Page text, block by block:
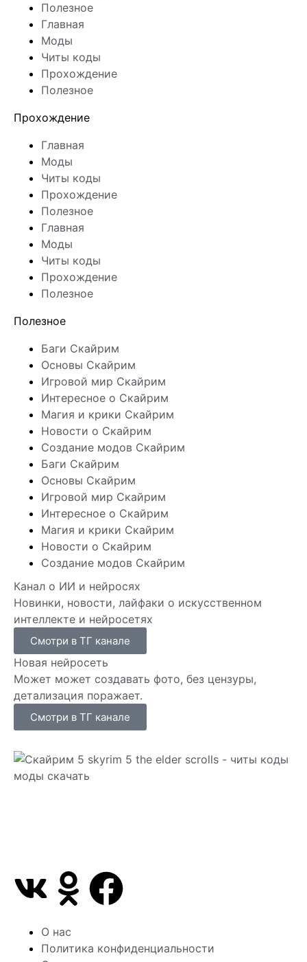
Полезное
Главная
Моды
Читы коды
Прохождение
Полезное
Прохождение
Главная
Моды
Читы коды
Прохождение
Полезное
Главная
Моды
Читы коды
Прохождение
Полезное
Полезное
Баги Скайрим
Основы Скайрим
Игровой мир Скайрим
Интересное о Скайрим
Магия и крики Скайрим
Новости о Скайрим
Создание модов Скайрим
Баги Скайрим
Основы Скайрим
Игровой мир Скайрим
Интересное о Скайрим
Магия и крики Скайрим
Новости о Скайрим
Создание модов Скайрим
Канал о ИИ и нейросях
Новинки, новости, лайфаки о искусственном
интеллекте и нейросетях
Смотри в ТГ канале
Новая нейросеть
Может может создавать фото, без цензуры,
детализация поражает.
Смотри в ТГ канале
О нас
Политика конфиденциальности